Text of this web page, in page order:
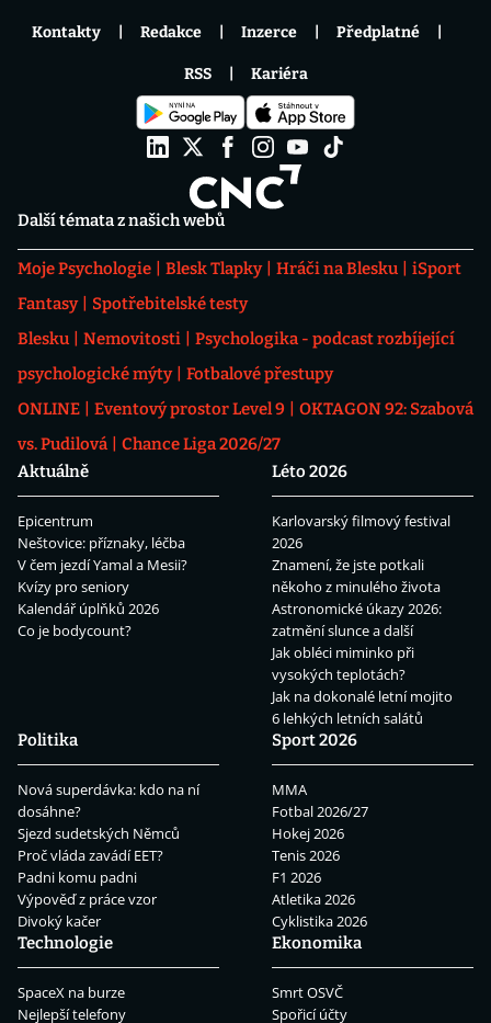
Další témata z našich webů
Moje Psychologie Blesk Tlapky Hráči na Blesku
iSport
Fantasy
Spotřebitelské testy
Blesku
Nemovitosti
Psychologika - podcast rozbíjející
psychologické mýty
Fotbalové přestupy
ONLINE
Eventový prostor Level 9
OKTAGON 92: Szabová
vs. Pudilová
Chance Liga 2026/27
Aktuálně
Epicentrum
Neštovice: příznaky, léčba
V čem jezdí Yamal a Mesii?
Kvízy pro seniory
Kalendář úplňků 2026
Co je bodycount?
Léto 2026
Karlovarský filmový festival
2026
Znamení, že jste potkali
někoho z minulého života
Astronomické úkazy 2026:
zatmění slunce a další
Jak obléci miminko při
vysokých teplotách?
Jak na dokonalé letní mojito
6 lehkých letních salátů
Politika
Nová superdávka: kdo na ní
dosáhne?
Sjezd sudetských Němců
Proč vláda zavádí EET?
Padni komu padni
Výpověď z práce vzor
Divoký kačer
Sport 2026
MMA
Fotbal 2026/27
Hokej 2026
Tenis 2026
F1 2026
Atletika 2026
Cyklistika 2026
Technologie
SpaceX na burze
Nejlepší telefony
Ekonomika
Smrt OSVČ
Spořicí účty
Kontakty Redakce Inzerce Předplatné
RSS Kariéra